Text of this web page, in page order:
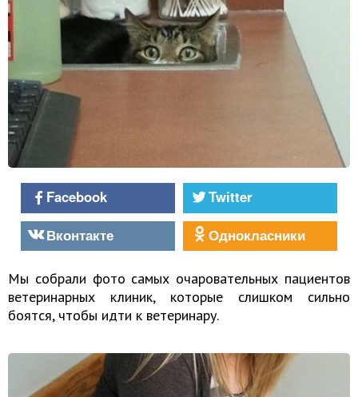
Facebook
Twitter
Вконтакте
Однокласники
Мы собрали фото самых очаровательных пациентов
ветеринарных клиник, которые слишком сильно
боятся, чтобы идти к ветеринару.